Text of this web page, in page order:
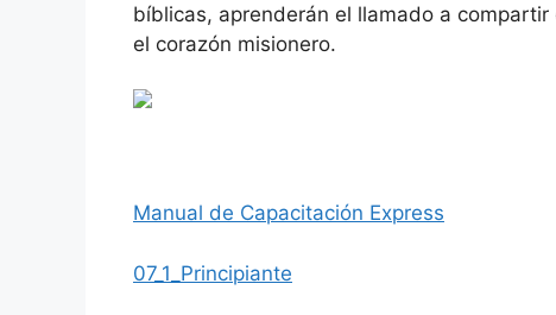
bíblicas, aprenderán el llamado a
el corazón misionero.
Manual de Capacitación Express
07_1_Principiante